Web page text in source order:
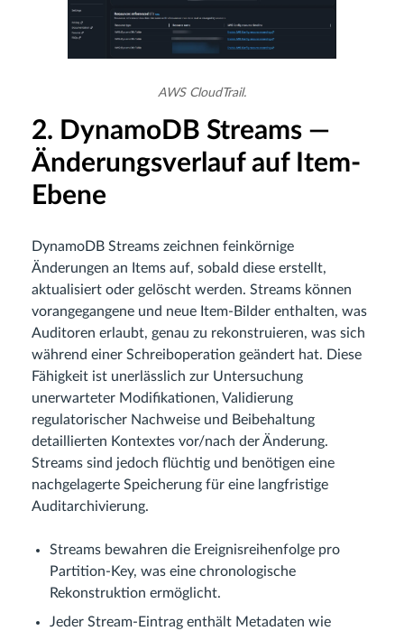
AWS CloudTrail.
2. DynamoDB Streams —
Änderungsverlauf auf Item-
Ebene
DynamoDB Streams zeichnen feinkörnige
Änderungen an Items auf, sobald diese erstellt,
aktualisiert oder gelöscht werden. Streams können
vorangegangene und neue Item-Bilder enthalten, was
Auditoren erlaubt, genau zu rekonstruieren, was sich
während einer Schreiboperation geändert hat. Diese
Fähigkeit ist unerlässlich zur Untersuchung
unerwarteter Modifikationen, Validierung
regulatorischer Nachweise und Beibehaltung
detaillierten Kontextes vor/nach der Änderung.
Streams sind jedoch flüchtig und benötigen eine
nachgelagerte Speicherung für eine langfristige
Auditarchivierung.
Streams bewahren die Ereignisreihenfolge pro
Partition-Key, was eine chronologische
Rekonstruktion ermöglicht.
Jeder Stream-Eintrag enthält Metadaten wie